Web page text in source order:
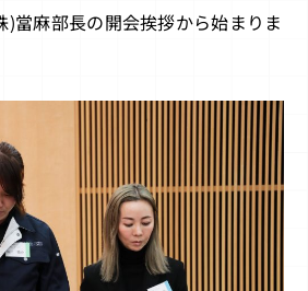
)當麻部長の開会挨拶から始まりま